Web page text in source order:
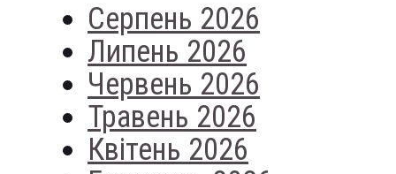
Серпень 2026
Липень 2026
Червень 2026
Травень 2026
Квітень 2026